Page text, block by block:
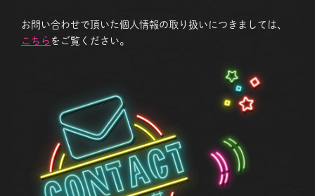
お問い合わせで頂いた個人情報の取り扱いにつきましては、
こちら をご覧ください。